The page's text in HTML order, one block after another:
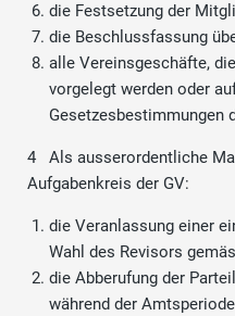
die Festsetzung der
die Beschlussfassung
alle Vereinsgeschäfte,
vorgelegt werden oder
Gesetzesbestimmungen
4 Als ausserordentliche
Aufgabenkreis der GV:
die Veranlassung einer
Wahl des Revisors
die Abberufung der
während der